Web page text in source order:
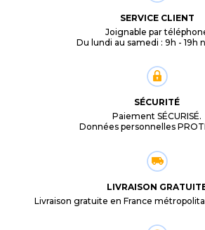
SERVICE CLIENT
Joignable par
Du lundi au samedi : 9h - 19h
SÉCURITÉ
Paiement SÉCURISÉ.
Données personnelles
LIVRAISON